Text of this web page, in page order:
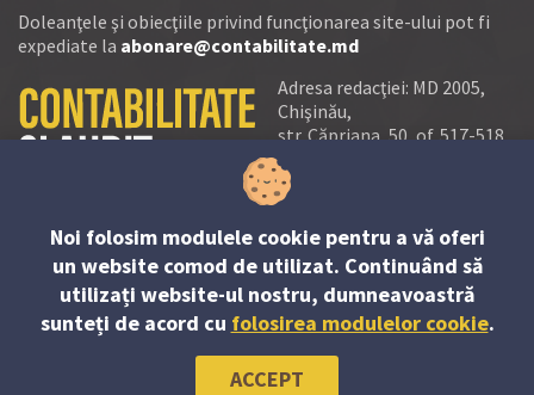
Doleanţele şi obiecţiile privind funcţionarea site-ului pot fi
expediate la abonare@contabilitate.md
Adresa redacţiei: MD 2005,
Chişinău,
str. Căpriana, 50, of. 517-518
tel.:
tel./fax:
e-mail:
abonare@contabilitate.md
newsletter:
contabilitate@
Noi folosim modulele cookie pentru a vă oferi
un website comod de utilizat. Continuând să
utilizați website-ul nostru, dumneavoastră
sunteți de acord cu folosirea modulelor cookie.
ACCEPT